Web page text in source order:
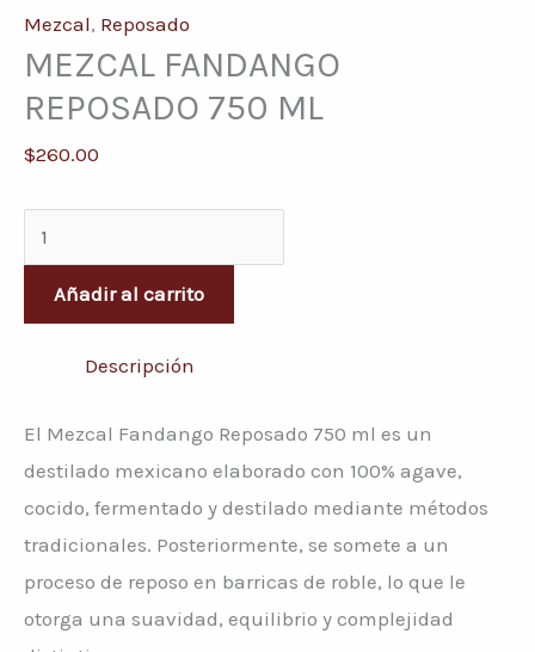
Mezcal, Reposado
MEZCAL FANDANGO
REPOSADO 750 ML
$260.00
750
ML
cantidad
Añadir al carrito
Descripción
El Mezcal Fandango Reposado 750 ml es un
destilado mexicano elaborado con 100% agave,
cocido, fermentado y destilado mediante métodos
tradicionales. Posteriormente, se somete a un
proceso de reposo en barricas de roble, lo que le
otorga una suavidad, equilibrio y complejidad